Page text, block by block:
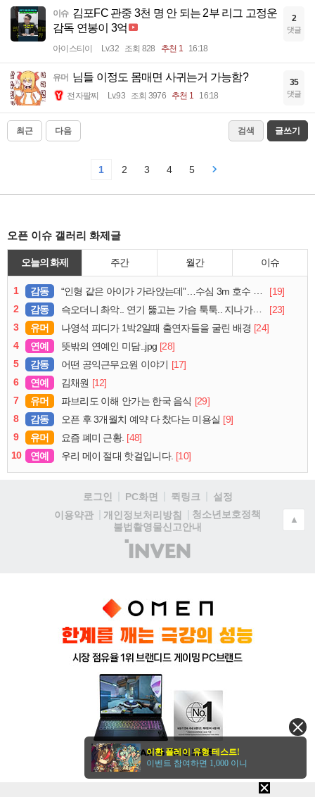
이슈 김포FC 관중 3천 명 안 되는 2부 리그 고정운
감독 연봉이 3억
아이스티이 Lv.32 조회 828 추천 1 16:18
2
댓글
유머 님들 이정도 몸매면 사귀는거 가능함?
전자팔찌 Lv.93 조회 3976 추천 1 16:18
35
댓글
최근 다음 검색 글쓰기
1 2 3 4 5
오픈 이슈 갤러리 화제글
오늘의 화제 주간 월간 이슈
1 감동 “인형 같은 아이가 가라앉는데”…수심 3m 호수 뛰어든 60대 의인
[19]
2
감동 슥오더니 촤악.. 연기 뚫고는 가슴 툭툭.. 지나가던 아재의 정체
[23]
3
유머 나영석 피디가 1박2일때 출연자들을 굴린 배경 [24]
4
연예 뜻밖의 연예인 미담..jpg [28]
5
감동 어떤 공익근무요원 이야기 [17]
6
연예 김채원 [12]
7
유머 파브리도 이해 안가는 한국 음식 [29]
8
감동 오픈 후 3개월치 예약 다 찼다는 미용실 [9]
9
유머 요즘 폐미 근황. [48]
10
연예 우리 메이 절대 핫걸입니다. [10]
로그인 PC화면 퀵링크
설정
이용약관
개인정보처리방침
청소년보호정책
불법촬영물신고안내
(주)
인
▲
이환 플레이 유형 테스트!
이벤트 참여하면 1,000 이니